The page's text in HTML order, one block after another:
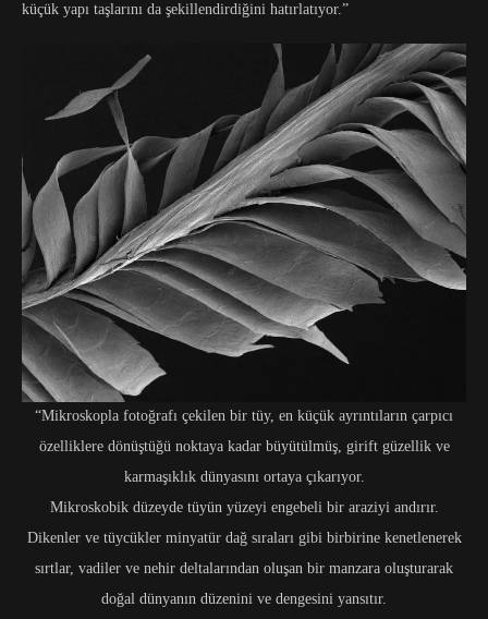
küçük yapı taşlarını da şekillendirdiğini hatırlatıyor.”
“Mikroskopla fotoğrafı çekilen bir tüy, en küçük ayrıntıların çarpıcı
özelliklere dönüştüğü noktaya kadar büyütülmüş, girift güzellik ve
karmaşıklık dünyasını ortaya çıkarıyor.
Mikroskobik düzeyde tüyün yüzeyi engebeli bir araziyi andırır.
Dikenler ve tüycükler minyatür dağ sıraları gibi birbirine kenetlenerek
sırtlar, vadiler ve nehir deltalarından oluşan bir manzara oluşturarak
doğal dünyanın düzenini ve dengesini yansıtır.